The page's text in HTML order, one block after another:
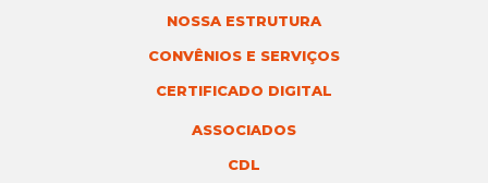
NOSSA ESTRUTURA
CONVÊNIOS E SERVIÇOS
CERTIFICADO DIGITAL
ASSOCIADOS
CDL